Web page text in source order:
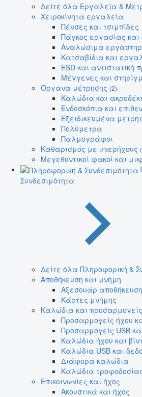
Δείτε όλα Εργαλεία &
Χειροκίνητα εργαλεία
Πένσες και τσιμπίδες
Πάγκος εργασίας
Αναλώσιμα
Κατσαβίδια και
ESD και αντιστατική
Μέγγενες και
Όργανα μέτρησης (2)
Καλώδια και
Ενδοσκόπια και
Εξειδικευμένα
Πολύμετρα
Παλμογράφοι
Καθαρισμός με υπερήχους
Μεγεθυντικοί φακοί και
Συνδεσιμότητα
Δείτε όλα Πληροφορική &
Αποθήκευση και μνήμη
Αξεσουάρ
Κάρτες μνήμης
Καλώδια και προσαρμογείς
Προσαρμογείς ήχου
Προσαρμογείς USB
Καλώδια ήχου και
Καλώδια USB και
Διάφορα καλώδια
Καλώδια
Επικοινωνίες και ήχος
Ακουστικά και ήχος